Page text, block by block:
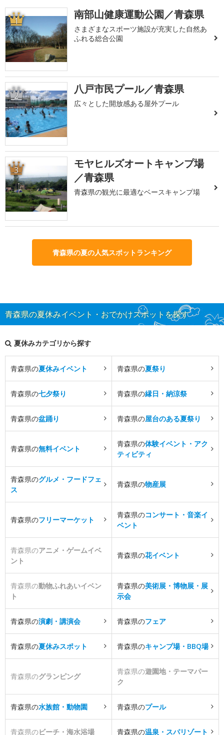
1 南部山健康運動公園／青森県
さまざまなスポーツ施設が充実した自然あ
ふれる総合公園
2 八戸市民プール／青森県
広々とした開放感ある屋外プール
3
モヤヒルズオートキャンプ場
／青森県
青森県の観光に最適なベースキャンプ場
青森県の夏の人気スポットランキング
青森県の夏休みイベント・おでかけスポットを探す
夏休みカテゴリから探す
青森県の夏休みイベント 青森県の夏祭り
青森県の七夕祭り 青森県の縁日・納涼祭
青森県の盆踊り 青森県の屋台のある夏祭り
青森県の無料イベント
青森県の体験イベント・アク
ティビティ
青森県のグルメ・フードフェ
ス
青森県の物産展
青森県のフリーマーケット
青森県のコンサート・音楽イ
ベント
青森県のアニメ・ゲームイベ
ント
青森県の花イベント
青森県の動物ふれあいイベン
ト
青森県の美術展・博物展・展
示会
青森県の演劇・講演会 青森県のフェア
青森県の夏休みスポット 青森県のキャンプ場・BBQ場
青森県のグランピング
青森県の遊園地・テーマパー
ク
青森県の水族館・動物園 青森県のプール
青森県のビーチ・海水浴場 青森県の温泉・スパリゾート